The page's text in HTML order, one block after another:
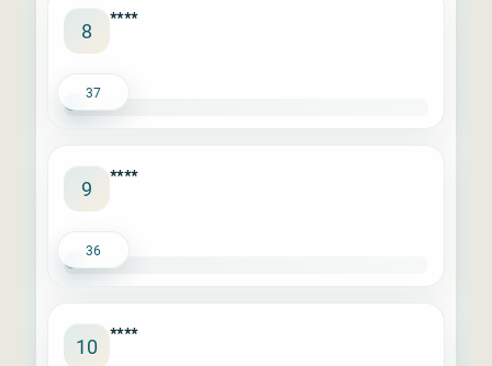
8 ****
37
9 ****
36
10 ****